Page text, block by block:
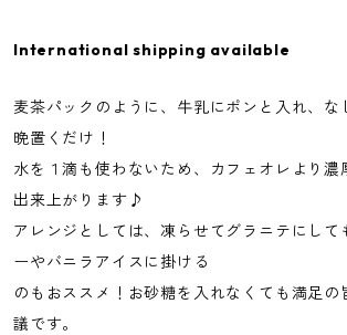
International shipping available
麦茶パックのように、牛乳にポンと入れ、な
晩置くだけ！
水を１滴も使わないため、カフェオレより濃
出来上がります♪
アレンジとしては、凍らせてグラニテにして
ーやバニラアイスに掛ける
のもおススメ！お砂糖を入れなくても満足の
議です。